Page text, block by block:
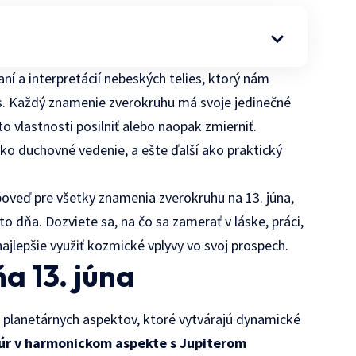
a interpretácií nebeských telies, ktorý nám
znamenie zverokruhu má svoje jedinečné
vlastnosti posilniť alebo naopak zmierniť.
duchovné vedenie, a ešte ďalší ako praktický
pre všetky znamenia zverokruhu na 13. júna,
Dozviete sa, na čo sa zamerať v láske, práci,
využiť kozmické vplyvy vo svoj prospech.
13. júna
aspektov, ktoré vytvárajú dynamické
v harmonickom aspekte s Jupiterom